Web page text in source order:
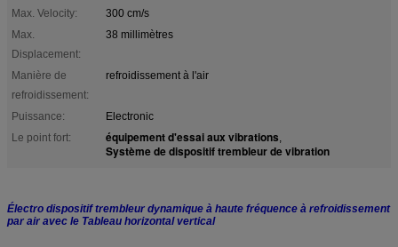
Max. Velocity:
300 cm/s
Max.
Displacement:
38 millimètres
Manière de
refroidissement:
refroidissement à l'air
Puissance:
Electronic
Le point fort:
équipement d'essai aux vibrations,
Système de dispositif trembleur de vibration
Électro dispositif trembleur dynamique à haute fréquence à refroidissement
par air avec le Tableau horizontal vertical